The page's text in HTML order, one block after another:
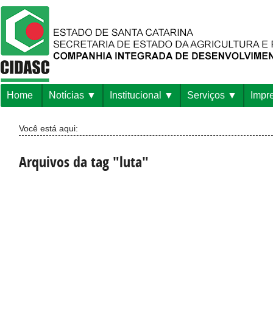
Home Notícias Institucional Serviços
Você está aqui:
Arquivos da tag "luta"